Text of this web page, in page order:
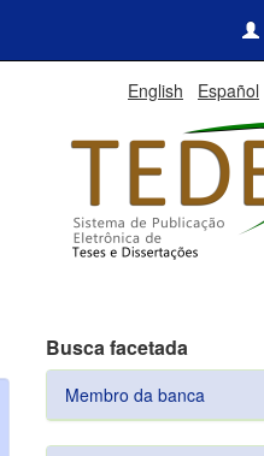
English Español
Busca facetada
Membro da banca